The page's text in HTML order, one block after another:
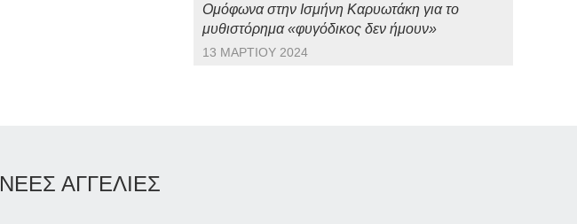
Ομόφωνα στην Ισμήνη Καρυωτάκη για το
μυθιστόρημα «φυγόδικος δεν ήμουν»
13 ΜΑΡΤΊΟΥ 2024
ΝΕΕΣ ΑΓΓΕΛΙΕΣ